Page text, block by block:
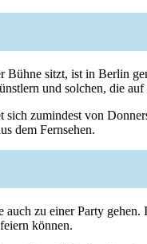
Bühne sitzt, ist in Berlin
und solchen, die
sich zumindest von
dem Fernsehen.
auch zu einer Party
können.